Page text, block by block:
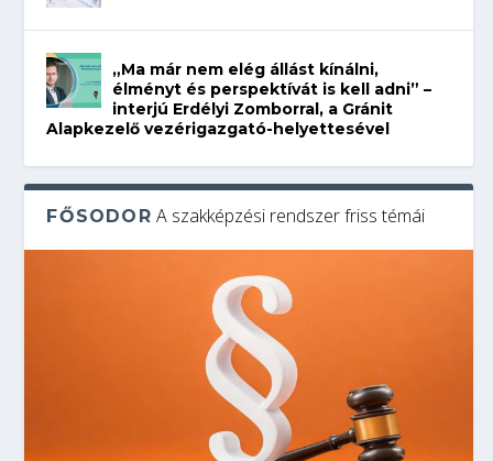
„Ma már nem elég állást kínálni,
élményt és perspektívát is kell adni” –
interjú Erdélyi Zomborral, a Gránit
Alapkezelő vezérigazgató-helyettesével
FŐSODOR A szakképzési rendszer friss témái